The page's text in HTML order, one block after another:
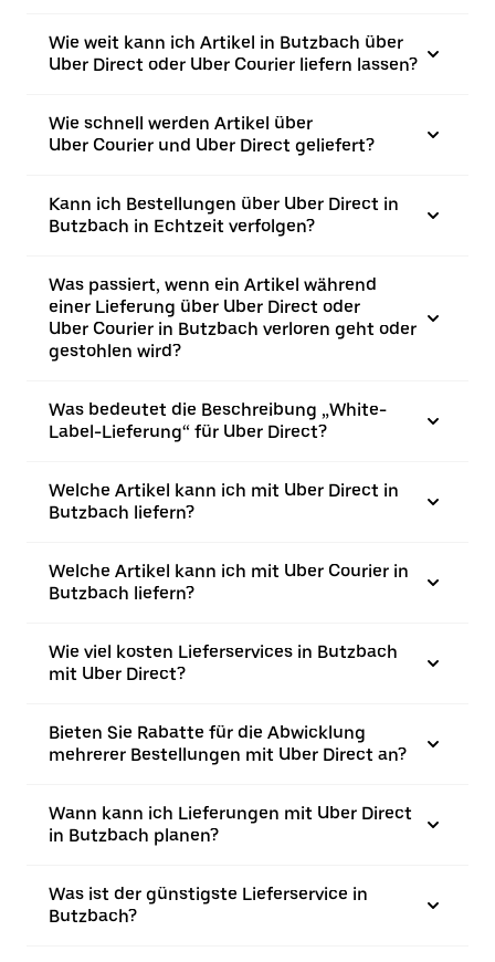
Wie weit kann ich Artikel in Butzbach über
Uber Direct oder Uber Courier liefern lassen?
Wie schnell werden Artikel über
Uber Courier und Uber Direct geliefert?
Kann ich Bestellungen über Uber Direct in
Butzbach in Echtzeit verfolgen?
Was passiert, wenn ein Artikel während
einer Lieferung über Uber Direct oder
Uber Courier in Butzbach verloren geht oder
gestohlen wird?
Was bedeutet die Beschreibung „White-
Label-Lieferung“ für Uber Direct?
Welche Artikel kann ich mit Uber Direct in
Butzbach liefern?
Welche Artikel kann ich mit Uber Courier in
Butzbach liefern?
Wie viel kosten Lieferservices in Butzbach
mit Uber Direct?
Bieten Sie Rabatte für die Abwicklung
mehrerer Bestellungen mit Uber Direct an?
Wann kann ich Lieferungen mit Uber Direct
in Butzbach planen?
Was ist der günstigste Lieferservice in
Butzbach?